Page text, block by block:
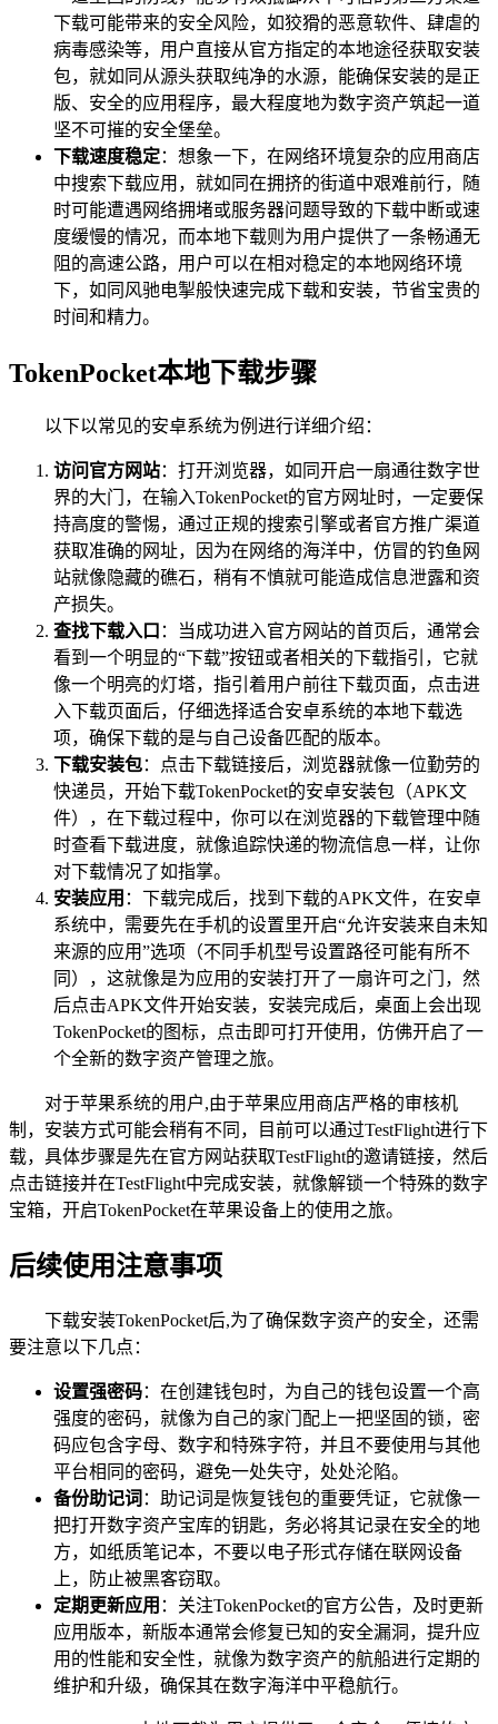
下载可能带来的安全风险，如狡猾的恶意软件、肆虐的
病毒感染等，用户直接从官方指定的本地途径获取安装
包，就如同从源头获取纯净的水源，能确保安装的是正
版、安全的应用程序，最大程度地为数字资产筑起一道
坚不可摧的安全堡垒。
下载速度稳定：想象一下，在网络环境复杂的应用商店
中搜索下载应用，就如同在拥挤的街道中艰难前行，随
时可能遭遇网络拥堵或服务器问题导致的下载中断或速
度缓慢的情况，而本地下载则为用户提供了一条畅通无
阻的高速公路，用户可以在相对稳定的本地网络环境
下，如同风驰电掣般快速完成下载和安装，节省宝贵的
时间和精力。
TokenPocket本地下载步骤
以下以常见的安卓系统为例进行详细介绍：
访问官方网站：打开浏览器，如同开启一扇通往数字世
界的大门，在输入TokenPocket的官方网址时，一定要保
持高度的警惕，通过正规的搜索引擎或者官方推广渠道
获取准确的网址，因为在网络的海洋中，仿冒的钓鱼网
站就像隐藏的礁石，稍有不慎就可能造成信息泄露和资
产损失。
查找下载入口 ：当成功进入官方网站的首页后，通常会
看到一个明显的“下载”按钮或者相关的下载指引，它就
像一个明亮的灯塔，指引着用户前往下载页面，点击进
入下载页面后，仔细选择适合安卓系统的本地下载选
项，确保下载的是与自己设备匹配的版本。
下载安装包：点击下载链接后，浏览器就像一位勤劳的
快递员，开始下载TokenPocket的安卓安装包（APK文
件），在下载过程中，你可以在浏览器的下载管理中随
时查看下载进度，就像追踪快递的物流信息一样，让你
对下载情况了如指掌。
安装应用 ：下载完成后，找到下载的APK文件，在安卓
系统中，需要先在手机的设置里开启“允许安装来自未知
来源的应用”选项（不同手机型号设置路径可能有所不
同），这就像是为应用的安装打开了一扇许可之门，然
后点击APK文件开始安装，安装完成后，桌面上会出现
TokenPocket的图标，点击即可打开使用，仿佛开启了一
个全新的数字资产管理之旅。
对于苹果系统的用户,由于苹果应用商店严格的审核机
制，安装方式可能会稍有不同，目前可以通过TestFlight进行下
载，具体步骤是先在官方网站获取TestFlight的邀请链接，然后
点击链接并在TestFlight中完成安装，就像解锁一个特殊的数字
宝箱，开启TokenPocket在苹果设备上的使用之旅。
后续使用注意事项
下载安装TokenPocket后,为了确保数字资产的安全，还需
要注意以下几点：
设置强密码：在创建钱包时，为自己的钱包设置一个高
强度的密码，就像为自己的家门配上一把坚固的锁，密
码应包含字母、数字和特殊字符，并且不要使用与其他
平台相同的密码，避免一处失守，处处沦陷。
备份助记词 ：助记词是恢复钱包的重要凭证，它就像一
把打开数字资产宝库的钥匙，务必将其记录在安全的地
方，如纸质笔记本，不要以电子形式存储在联网设备
上，防止被黑客窃取。
定期更新应用 ：关注TokenPocket的官方公告，及时更新
应用版本，新版本通常会修复已知的安全漏洞，提升应
用的性能和安全性，就像为数字资产的航船进行定期的
维护和升级，确保其在数字海洋中平稳航行。